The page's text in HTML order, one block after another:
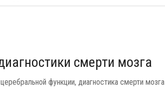
смерти мозга
функции, диагностика смерти мозга